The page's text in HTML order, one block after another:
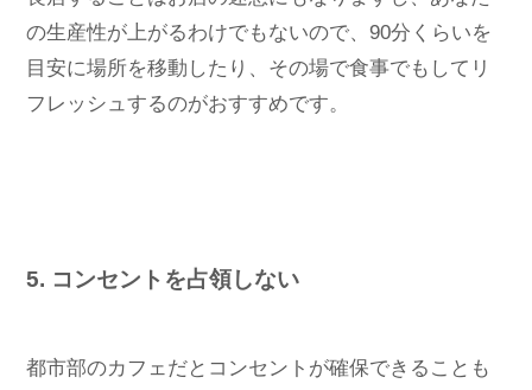
の生産性が上がるわけでもないので、90分くらいを
目安に場所を移動したり、その場で食事でもしてリ
フレッシュするのがおすすめです。
5. コンセントを占領しない
都市部のカフェだとコンセントが確保できることも